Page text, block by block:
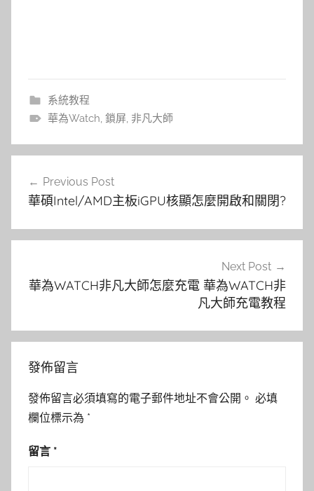
系統教程
華為Watch, 鎖屏, 非凡大師
覽
Previous Post
華碩Intel/AMD主板iGPU核顯怎麼開啟和關閉?
Next Post
華為WATCH非凡大師怎麼充電 華為WATCH非
凡大師充電教程
發佈留言
發佈留言必須填寫的電子郵件地址不會公開。 必填
欄位標示為 *
留言 *